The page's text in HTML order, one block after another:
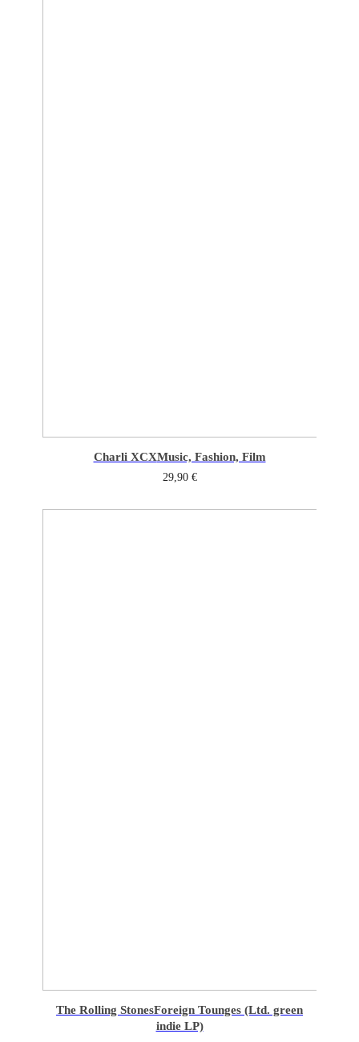
Charli XCXMusic, Fashion, Film
29,90 €
The Rolling StonesForeign Tounges (Ltd. green
indie LP)